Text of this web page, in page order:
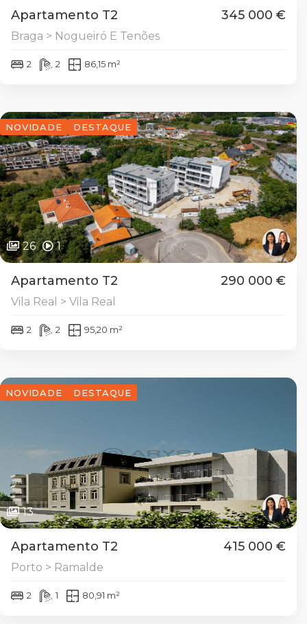
Apartamento T2 345 000 €
Braga > Nogueiró E Tenões
2 2 86,15 m²
NOVIDADE DESTAQUE
26 1
Apartamento T2 290 000 €
Vila Real > Vila Real
2 2 95,20 m²
NOVIDADE DESTAQUE
13
Apartamento T2 415 000 €
Porto > Ramalde
2 1 80,91 m²